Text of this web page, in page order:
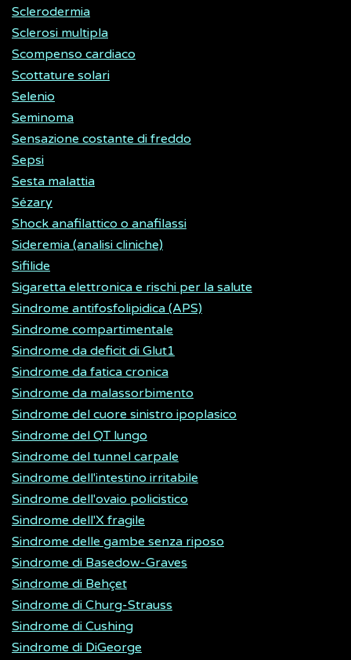
Sclerodermia
Sclerosi multipla
Scompenso cardiaco
Scottature solari
Selenio
Seminoma
Sensazione costante di freddo
Sepsi
Sesta malattia
Sézary
Shock anafilattico o anafilassi
Sideremia (analisi cliniche)
Sifilide
Sigaretta elettronica e rischi per la salute
Sindrome antifosfolipidica (APS)
Sindrome compartimentale
Sindrome da deficit di Glut1
Sindrome da fatica cronica
Sindrome da malassorbimento
Sindrome del cuore sinistro ipoplasico
Sindrome del QT lungo
Sindrome del tunnel carpale
Sindrome dell'intestino irritabile
Sindrome dell'ovaio policistico
Sindrome dell'X fragile
Sindrome delle gambe senza riposo
Sindrome di Basedow-Graves
Sindrome di Behçet
Sindrome di Churg-Strauss
Sindrome di Cushing
Sindrome di DiGeorge